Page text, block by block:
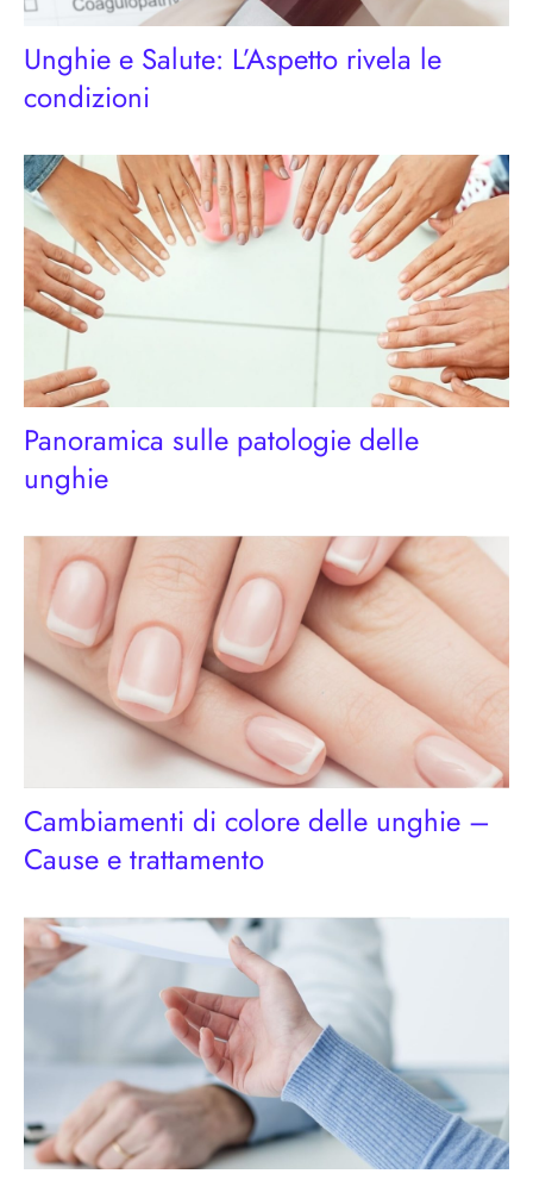
Unghie e Salute: L’Aspetto rivela le
condizioni
Panoramica sulle patologie delle
unghie
Cambiamenti di colore delle unghie –
Cause e trattamento